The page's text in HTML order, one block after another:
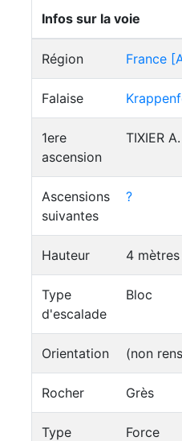
Infos sur la voie
Région France
Falaise
1ere
ascension
TIXIER A.
Ascensions
suivantes
?
Hauteur 4 mètres
Type
d'escalade
Bloc
Orientation (non
Rocher Grès
Type
Force